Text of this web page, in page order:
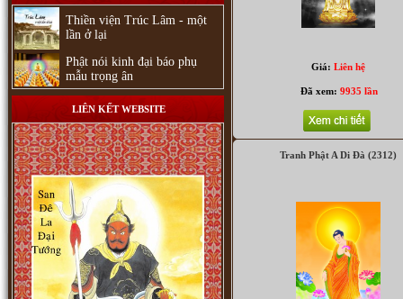
Phật Adida (222)
Thiền viện Trúc Lâm - một
lần ở lại
Phật nói kinh đại báo phụ
mẫu trọng ân
LIÊN KẾT WEBSITE
Giá: Liên hệ
Đã xem:9935 lần
Tranh Phật A Di Đà (2312)